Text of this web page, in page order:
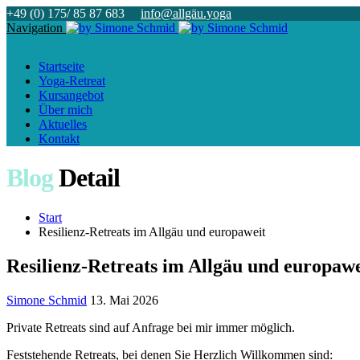
+49 (0) 175/ 85 87 683 info@allgäu.yoga
Navigation
Startseite
Yoga-Retreat
Kursangebot
Über mich
Aktuelles
Kontakt
BlogDetail
Start
Resilienz-Retreats im Allgäu und europaweit
Resilienz-Retreats im Allgäu und
Simone Schmid 13. Mai 2026
Private Retreats sind auf Anfrage bei mir immer möglich.
Feststehende Retreats, bei denen Sie Herzlich Willkommen sind: